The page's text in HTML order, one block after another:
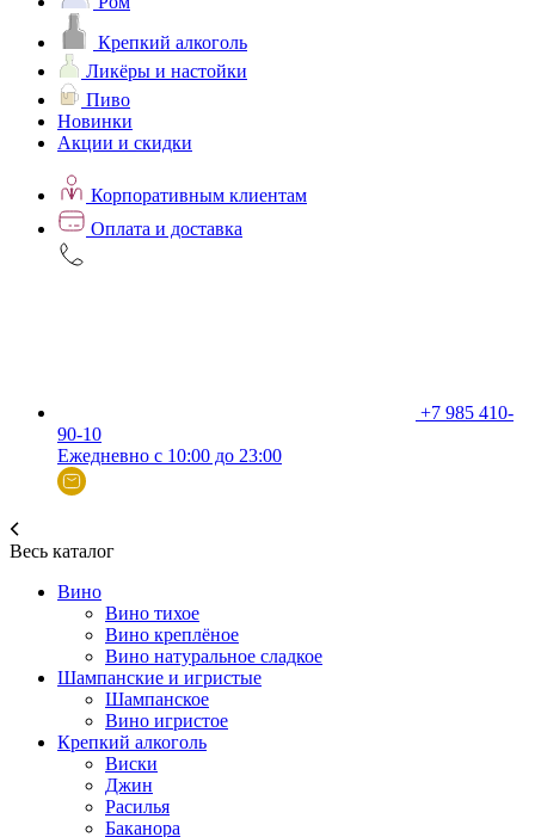
Крепкий алкоголь
Ликёры и настойки
Пиво
Новинки
Акции и скидки
Корпоративным клиентам
Оплата и доставка
+7 985 410-
90-10
Ежедневно с 10:00 до 23:00
Весь каталог
Вино
Вино тихое
Вино креплёное
Вино натуральное сладкое
Шампанские и игристые
Шампанское
Вино игристое
Крепкий алкоголь
Виски
Джин
Расилья
Баканора